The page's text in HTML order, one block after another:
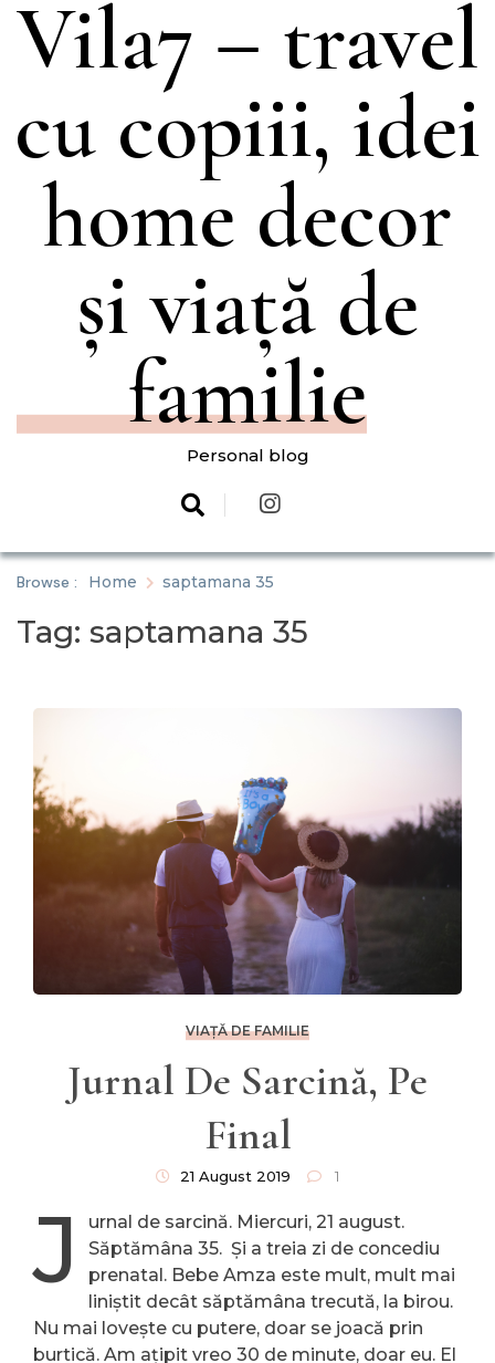
Vila7 – travel
cu copiii, idei
home decor
și viață de
familie
Personal blog
Browse : Home saptamana 35
Tag: saptamana 35
VIAȚĂ DE FAMILIE
Jurnal De Sarcină, Pe
Final
21 August 2019 1
J
urnal de sarcină. Miercuri, 21 august.
Săptămâna 35. Și a treia zi de concediu
prenatal. Bebe Amza este mult, mult mai
liniștit decât săptămâna trecută, la birou.
Nu mai lovește cu putere, doar se joacă prin
burtică. Am ațipit vreo 30 de minute, doar eu. El